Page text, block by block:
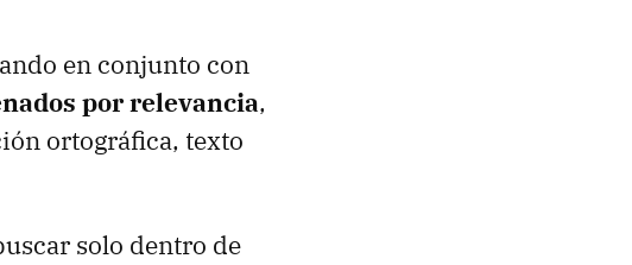
en conjunto con
por relevancia,
ortográfica, texto
solo dentro de